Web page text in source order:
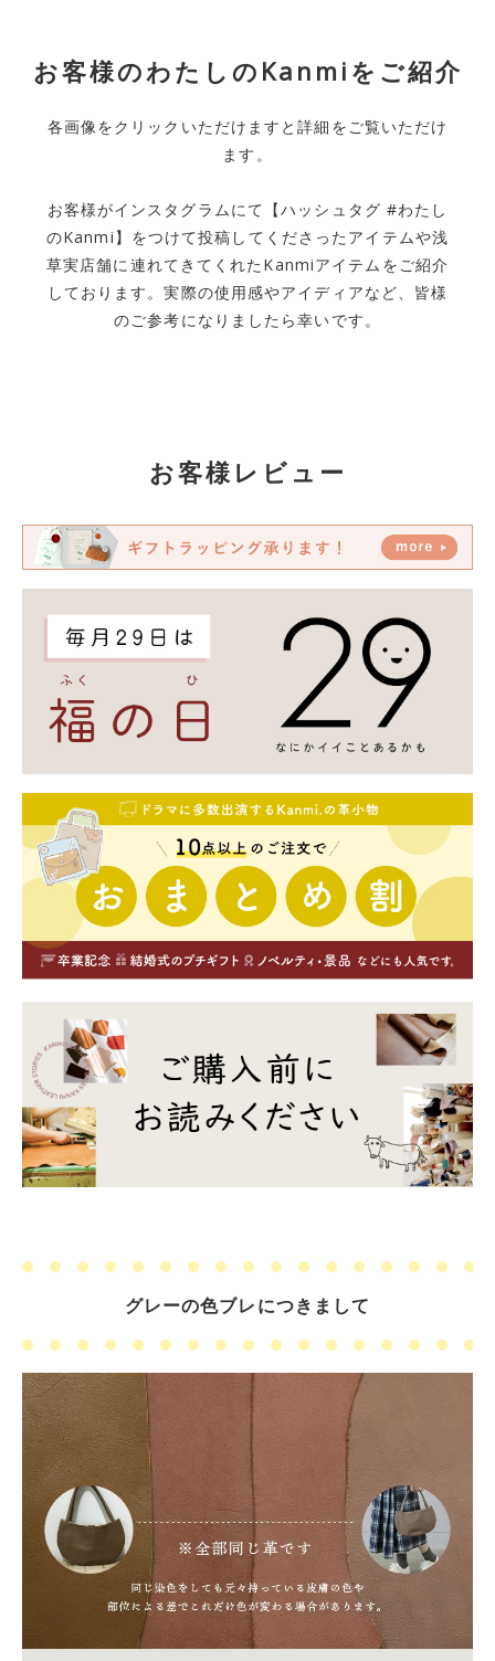
お客様のわたしのKanmiをご紹介
各画像をクリックいただけますと詳細をご覧いただけ
ます。
お客様がインスタグラムにて【ハッシュタグ #わたし
のKanmi】をつけて投稿してくださったアイテムや浅
草実店舗に連れてきてくれたKanmiアイテムをご紹介
しております。実際の使用感やアイディアなど、皆様
のご参考になりましたら幸いです。
お客様レビュー
グレーの色ブレにつきまして